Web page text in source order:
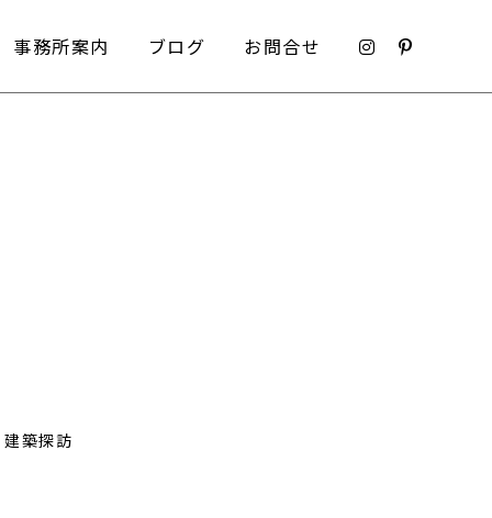
事務所案内 ブログ お問合せ
事務所案内 ブログ お問合せ
建築探訪